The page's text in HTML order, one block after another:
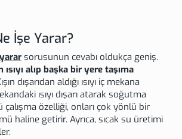
İşe Yarar?
sorusunun cevabı oldukça geniş.
alıp başka bir yere taşıma
dışarıdan aldığı ısıyı iç mekana
ısıyı dışarı atarak soğutma
özelliği, onları çok yönlü bir
haline getirir. Ayrıca, sıcak su üretimi